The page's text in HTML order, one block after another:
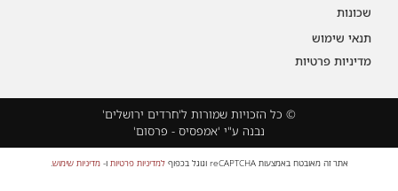
שכונות
תנאי שימוש
מדיניות פרטיות
© כל הזכויות שמורות ל'חרדים ירושלים'
נבנה ע"י 'אמפסיס - פרסום'
אתר זה מאובטח באמצעות reCAPTCHA וגוגל בכפוף למדיניות פרטיות ו-מדיניות שימוש